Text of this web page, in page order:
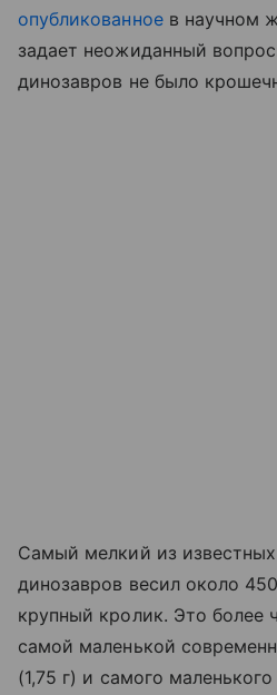
опубликованноев научном
задает неожиданный
динозавров не было
Самый мелкий из известных
динозавров весил около
крупный кролик. Это более
самой маленькой
(1,75 г) и самого